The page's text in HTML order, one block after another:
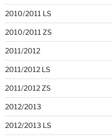
2010/2011 LS
2010/2011 ZS
2011/2012
2011/2012 LS
2011/2012 ZS
2012/2013
2012/2013 LS